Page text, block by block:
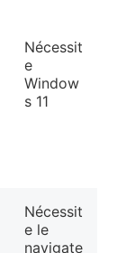
Nécessit
e
Window
s 11
Nécessit
e le
navigate